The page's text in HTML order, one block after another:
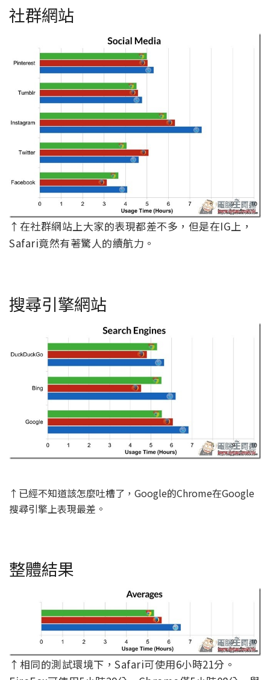
社群網站
↑在社群網站上大家的表現都差不多，但是在IG上，
Safari竟然有著驚人的續航力。
搜尋引擎網站
↑已經不知道該怎麼吐槽了，Google的Chrome在Google
搜尋引擎上表現最差。
整體結果
↑相同的測試環境下，Safari可使用6小時21分。